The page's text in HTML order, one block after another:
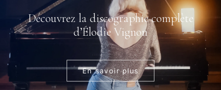
Découvrez la discographie complète
d’Élodie Vignon
En savoir plus